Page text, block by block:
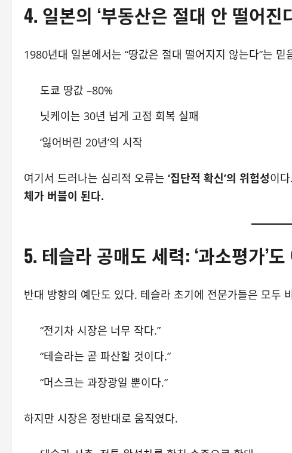
4. 일본의 ‘부동산은 절대 안 떨어진
1980년대 일본에서는 “땅값은 절대 떨어지지 않는다”는
도쿄 땅값 –80%
닛케이는 30년 넘게 고점 회복 실패
‘잃어버린 20년’의 시작
여기서 드러나는 심리적 오류는 ‘집단적 확신’의 위험성이다.
체가 버블이 된다.
5. 테슬라 공매도 세력: ‘과소평가’
반대 방향의 예단도 있다. 테슬라 초기에 전문가들은 모두
“전기차 시장은 너무 작다.”
“테슬라는 곧 파산할 것이다.”
“머스크는 과장광일 뿐이다.”
하지만 시장은 정반대로 움직였다.